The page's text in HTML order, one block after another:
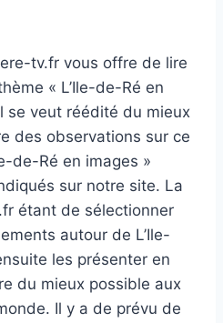
tv.fr vous offre de lire
« L’Ile-de-Ré en
se veut réédité du mieux
des observations sur ce
de-Ré en images »
sur notre site. La
étant de sélectionner
autour de L’Ile-
les présenter en
du mieux possible aux
Il y a de prévu de